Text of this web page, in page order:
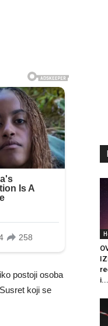
postoji osoba
koji se
i...